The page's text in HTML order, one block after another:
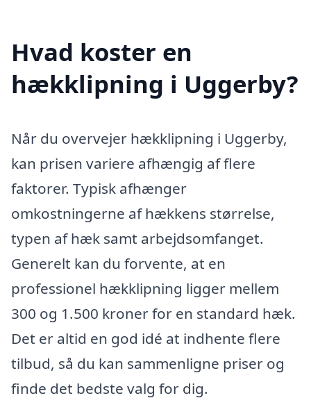
Hvad koster en
hækklipning i Uggerby?
Når du overvejer hækklipning i Uggerby,
kan prisen variere afhængig af flere
faktorer. Typisk afhænger
omkostningerne af hækkens størrelse,
typen af hæk samt arbejdsomfanget.
Generelt kan du forvente, at en
professionel hækklipning ligger mellem
300 og 1.500 kroner for en standard hæk.
Det er altid en god idé at indhente flere
tilbud, så du kan sammenligne priser og
finde det bedste valg for dig.